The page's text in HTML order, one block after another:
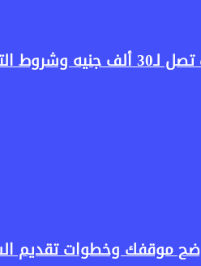
موقفك وخطوات تقديم